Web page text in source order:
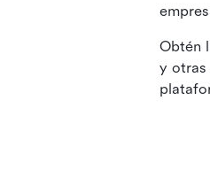
Obtén
y otras